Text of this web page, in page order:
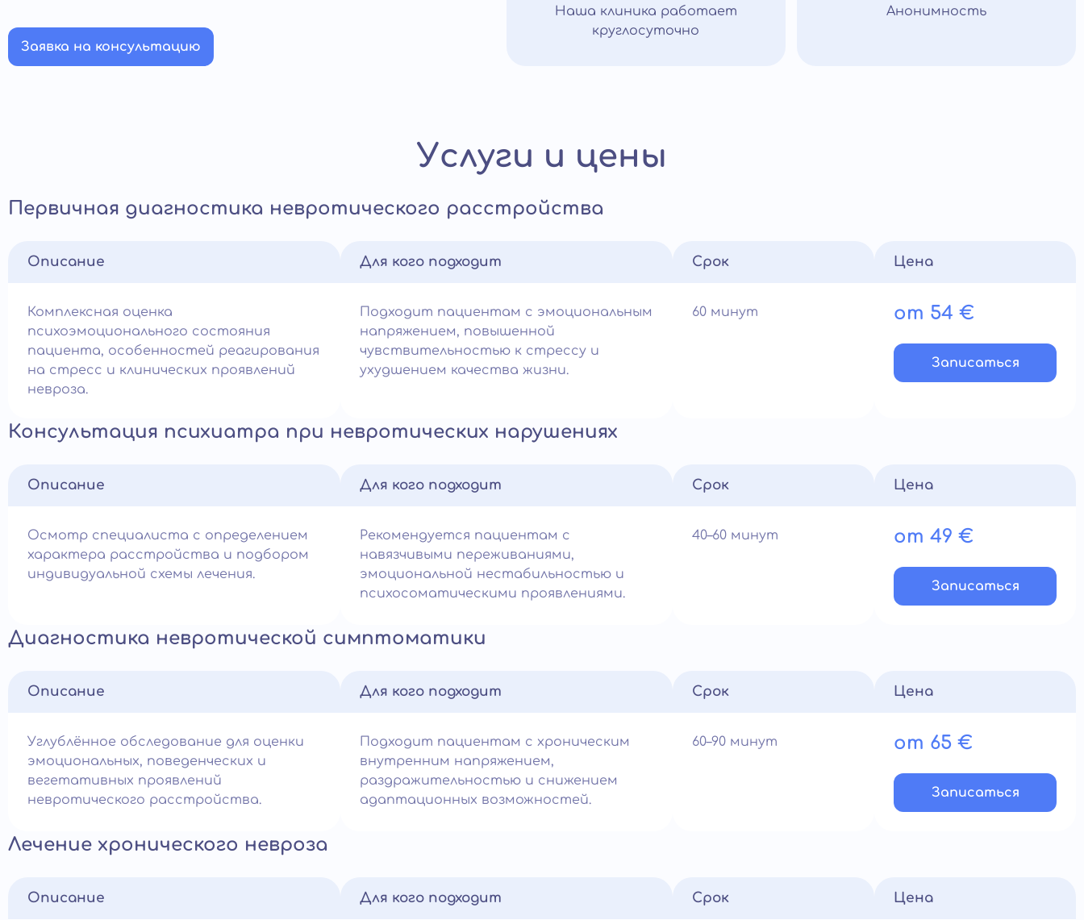
Заявка на консультацию
Наша клиника работает
круглосуточно
Анонимность
Услуги и цены
Первичная диагностика невротического расстройства
Описание
Комплексная оценка
психоэмоционального состояния
пациента, особенностей реагирования
на стресс и клинических проявлений
невроза.
Для кого подходит
Подходит пациентам с эмоциональным
напряжением, повышенной
чувствительностью к стрессу и
ухудшением качества жизни.
Срок
60 минут
Цена
от 54 €
Записатьcя
Консультация психиатра при невротических нарушениях
Описание
Осмотр специалиста с определением
характера расстройства и подбором
индивидуальной схемы лечения.
Для кого подходит
Рекомендуется пациентам с
навязчивыми переживаниями,
эмоциональной нестабильностью и
психосоматическими проявлениями.
Срок
40–60 минут
Цена
от 49 €
Записатьcя
Диагностика невротической симптоматики
Описание
Углублённое обследование для оценки
эмоциональных, поведенческих и
вегетативных проявлений
невротического расстройства.
Для кого подходит
Подходит пациентам с хроническим
внутренним напряжением,
раздражительностью и снижением
адаптационных возможностей.
Срок
60–90 минут
Цена
от 65 €
Записатьcя
Лечение хронического невроза
Описание Для кого подходит Срок Цена